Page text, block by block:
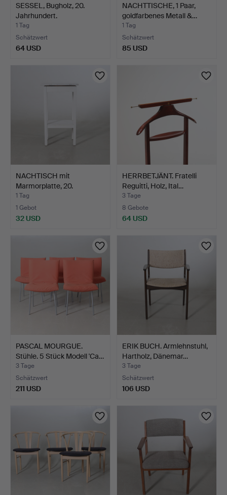
SESSEL, Bugholz, 20.
Jahrhundert.
1 Tag
Schätzwert
64 USD
NACHTTISCHE, 1 Paar,
goldfarbenes Metall &…
1 Tag
Schätzwert
85 USD
NACHTISCH mit
Marmorplatte, 20.
Jahrhunder…
1 Tag
1 Gebot
32 USD
HERRBETJÄNT. Fratelli
Reguitti, Holz, Ital…
3 Tage
8 Gebote
64 USD
PASCAL MOURGUE.
Stühle. 5 Stück Modell 'Ca…
3 Tage
Schätzwert
211 USD
ERIK BUCH. Armlehnstuhl,
Hartholz, Dänemar…
3 Tage
Schätzwert
106 USD